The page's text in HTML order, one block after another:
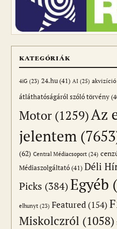
KATEGÓRIÁK
4iG (23) 24.hu(41) AI (25) akvizíció
átláthatóságáról szóló törvény
Motor (1259)Az
jelentem
(62) Central Médiacsoport (24)
Médiaszolgáltató(41) Déli
Picks (384)Egyéb
elhunyt (23) Featured (154)
Miskolczról (1058)